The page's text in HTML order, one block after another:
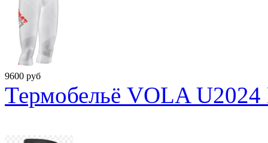
9600 руб
Термобельё VOLA